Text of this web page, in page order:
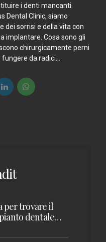
i denti mancanti.
Dental Clinic, siamo
sorrisi e della vita con
implantare. Cosa sono gli
chirurgicamente perni
da radici...
per trovare il
dentale